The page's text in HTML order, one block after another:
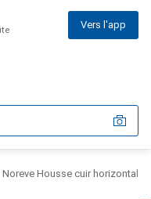
Vers l'app
Noreve Housse cuir horizontal